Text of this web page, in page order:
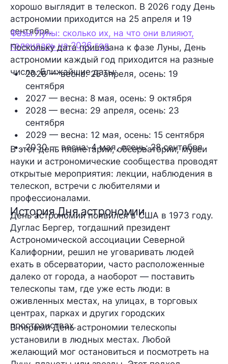
хорошо выглядит в телескоп. В 2026 году День
астрономии приходится на 25 апреля и 19
сентября.
Фазы Луны: сколько их, на что они влияют,
календарь на 2026 год
Поскольку дата привязана к фазе Луны, День
астрономии каждый год приходится на разные
числа. Ближайшие даты:
2026 — весна: 25 апреля, осень: 19
сентября
2027 — весна: 8 мая, осень: 9 октября
2028 — весна: 29 апреля, осень: 23
сентября
2029 — весна: 12 мая, осень: 15 сентября
2030 — весна: 4 мая, осень: 28 сентября
В этот день планетарии, обсерватории, музеи
науки и астрономические сообщества проводят
открытые мероприятия: лекции, наблюдения в
телескоп, встречи с любителями и
профессионалами.
История Дня астрономии
День астрономии появился в США в 1973 году.
Дуглас Бергер, тогдашний президент
Астрономической ассоциации Северной
Калифорнии, решил не уговаривать людей
ехать в обсерватории, часто расположенные
далеко от города, а наоборот — поставить
телескопы там, где уже есть люди: в
оживленных местах, на улицах, в торговых
центрах, парках и других городских
пространствах.
В первый День астрономии телескопы
установили в людных местах. Любой
желающий мог остановиться и посмотреть на